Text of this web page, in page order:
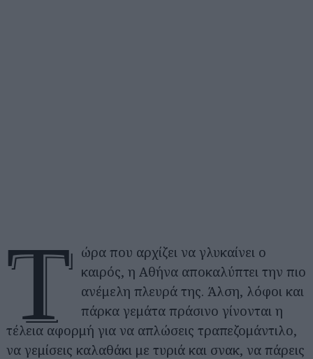
Τ
ώρα που αρχίζει να γλυκαίνει ο
καιρός, η Αθήνα αποκαλύπτει την πιο
ανέμελη πλευρά της. Άλση, λόφοι και
πάρκα γεμάτα πράσινο γίνονται η
τέλεια αφορμή για να απλώσεις τραπεζομάντιλο,
να γεμίσεις καλαθάκι με τυριά και σνακ, να πάρεις